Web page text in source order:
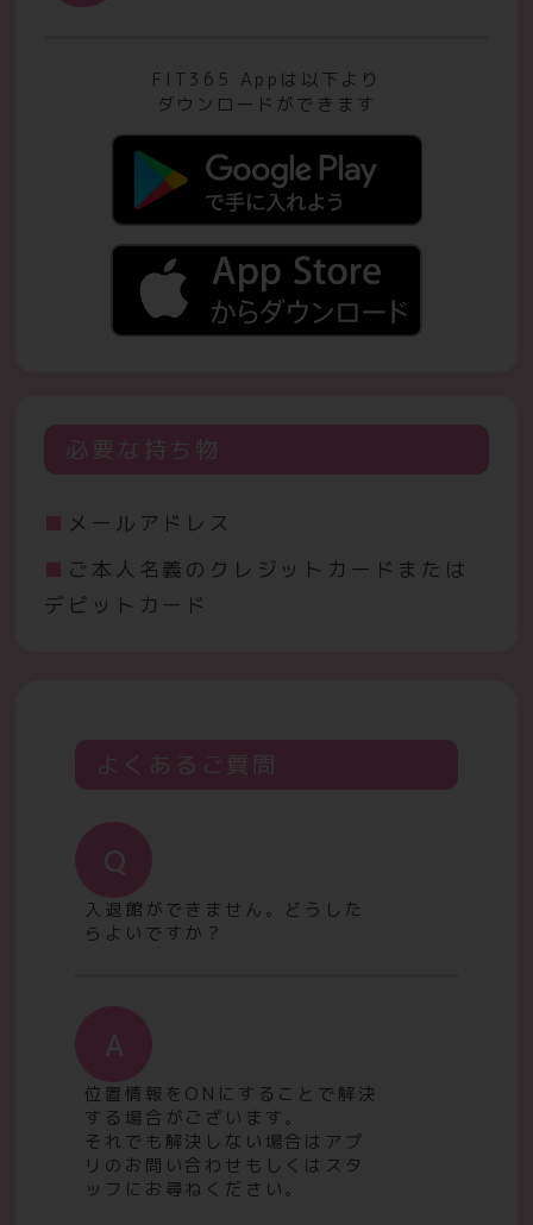
FIT365 Appは以下より
ダウンロードができます
必要な持ち物
メールアドレス
ご本人名義のクレジットカードまたは
デビットカード
よくあるご質問
Q
入退館ができません。どうした
らよいですか？
A
位置情報をONにすることで解決
する場合がございます。
それでも解決しない場合はアプ
リのお問い合わせもしくはスタ
ッフにお尋ねください。